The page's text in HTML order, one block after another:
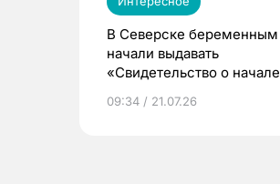
В Северске беременным
начали выдавать
«Свидетельство о начале
09:34 / 21.07.26